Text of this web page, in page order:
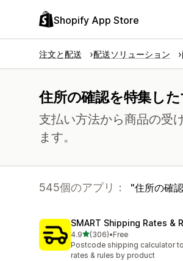
Shopify App Store
注文と配送 配送ソリューション
住所の確認を特集し
支払い方法から商品の受
ます。
545個のアプリ： 住所の確認
SMART Shipping Rates &
4.95つ星中
(306)
合計レビュー数：306件
•Free
Postcode shipping calculator
rates & rules by product